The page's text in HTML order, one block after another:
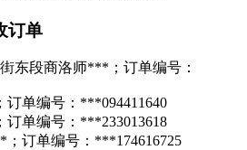
订单
东段商洛师***；订单编号：
单编号：***094411640
单编号：***233013618
订单编号：***174616725